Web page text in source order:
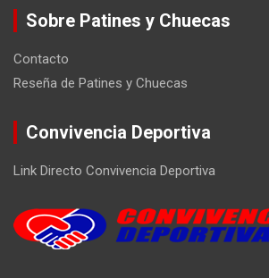
Sobre Patines y Chuecas
Contacto
Reseña de Patines y Chuecas
Convivencia Deportiva
Link Directo Convivencia Deportiva